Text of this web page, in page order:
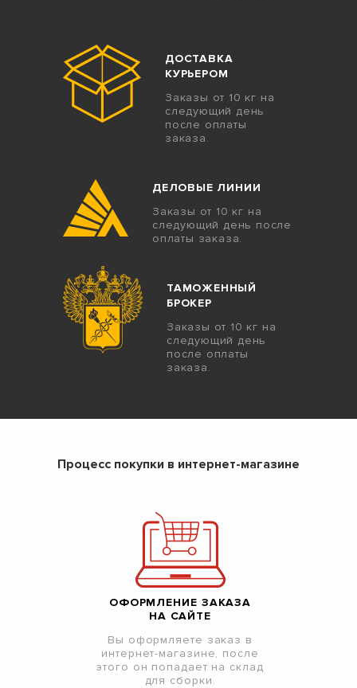
ДОСТАВКА
КУРЬЕРОМ
Заказы от 10 кг на
следующий день
после оплаты
заказа.
ДЕЛОВЫЕ ЛИНИИ
Заказы от 10 кг на
следующий день после
оплаты заказа.
ТАМОЖЕННЫЙ
БРОКЕР
Заказы от 10 кг на
следующий день
после оплаты
заказа.
Процесс покупки в интернет-магазине
ОФОРМЛЕНИЕ ЗАКАЗА
НА САЙТЕ
Вы оформляете заказ в
интернет-магазине, после
этого он попадает на склад
для сборки.